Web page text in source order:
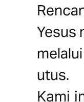
Yesus
utus.
Kami